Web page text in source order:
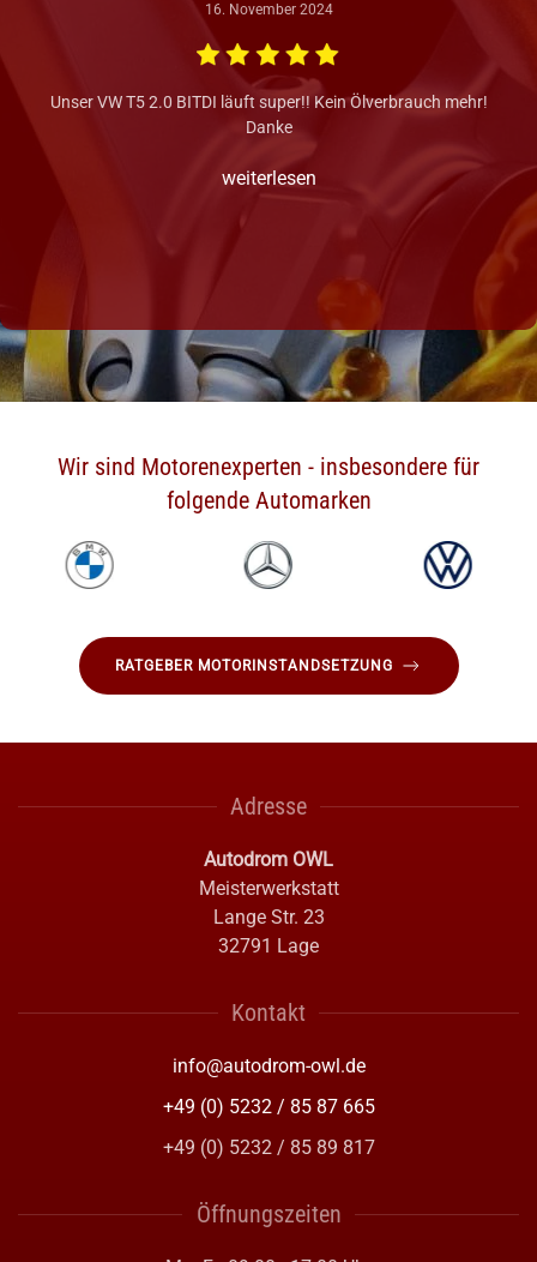
16. November 2024
Unser VW T5 2.0 BITDI läuft super!! Kein Ölverbrauch mehr!
Danke
weiterlesen
Wir sind Motorenexperten - insbesondere für
folgende Automarken
RATGEBER MOTORINSTANDSETZUNG
Adresse
Autodrom OWL
Meisterwerkstatt
Lange Str. 23
32791 Lage
Kontakt
info@autodrom-owl.de
+49 (0) 5232 / 85 87 665
+49 (0) 5232 / 85 89 817
Öffnungszeiten